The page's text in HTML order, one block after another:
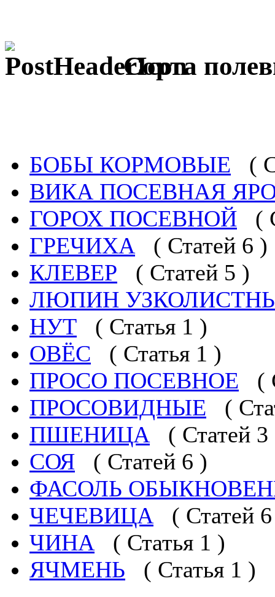
Сорта
БОБЫ КОРМОВЫЕ
(
ВИКА ПОСЕВНАЯ
ГОРОХ ПОСЕВНОЙ
(
ГРЕЧИХА
( Статей 6 )
КЛЕВЕР
( Статей 5 )
ЛЮПИН
НУТ
( Статья 1 )
ОВЁС
( Статья 1 )
ПРОСО ПОСЕВНОЕ
(
ПРОСОВИДНЫЕ
(
ПШЕНИЦА
( Статей 3
СОЯ
( Статей 6 )
ФАСОЛЬ
ЧЕЧЕВИЦА
( Статей
ЧИНА
( Статья 1 )
ЯЧМЕНЬ
( Статья 1 )